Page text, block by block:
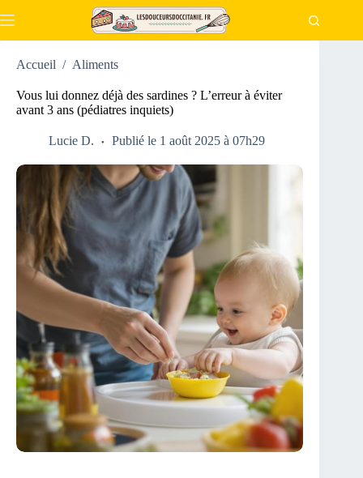
au
Accueil / Aliments
Vous lui donnez déjà des sardines ? L’erreur à éviter
avant 3 ans (pédiatres inquiets)
Lucie D. Publié le 1 août 2025 à 07h29